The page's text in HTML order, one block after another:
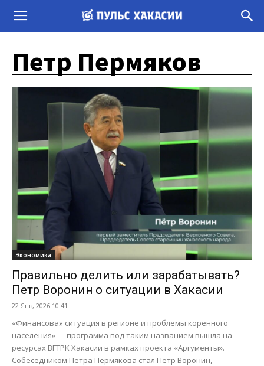
Петр Пермяков
Экономика
Правильно делить или зарабатывать?
Петр Воронин о ситуации в Хакасии
22 Янв, 2026 10:41
«Финансовая ситуация в регионе и проблемы коренного
населения» — программа под таким названием вышла на
ресурсах ВГТРК Хакасии в рамках проекта «Аргументы».
Собеседником Петра Пермякова стал Петр Воронин,